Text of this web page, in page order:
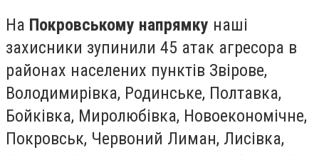
На Покровському напрямку наші
захисники зупинили 45 атак агресора в
районах населених пунктів Звірове,
Володимирівка, Родинське, Полтавка,
Бойківка, Миролюбівка, Новоекономічне,
Покровськ, Червоний Лиман, Лисівка,